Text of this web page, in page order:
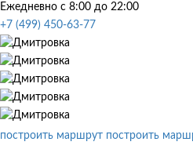
Ежедневно с 8:00 до 22:00
+7 (499) 450-63-77
построить маршрут построить